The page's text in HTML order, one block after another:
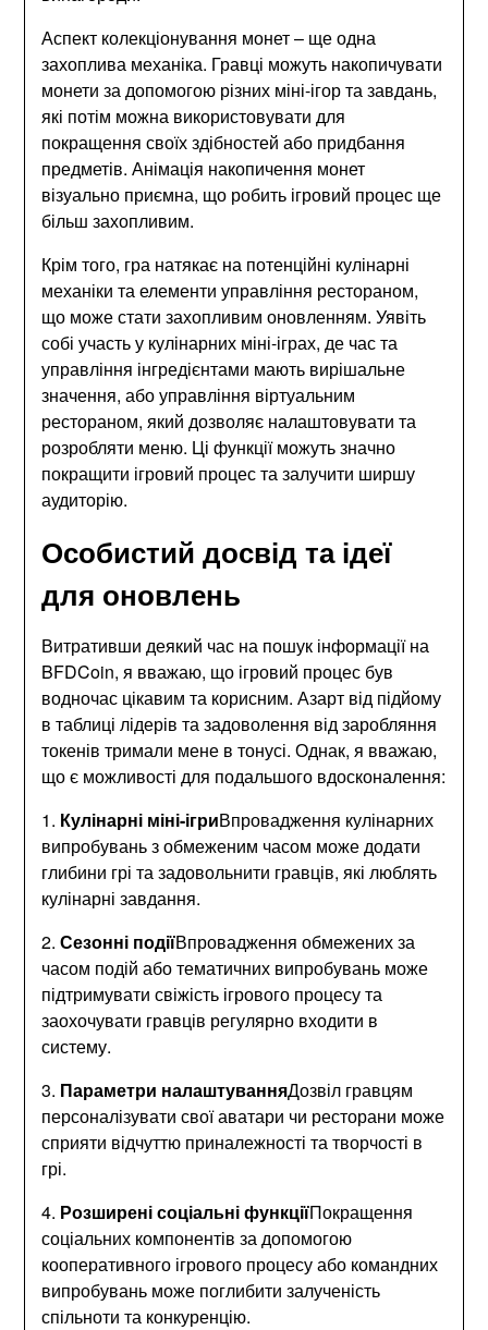
Аспект колекціонування монет – ще одна
захоплива механіка. Гравці можуть накопичувати
монети за допомогою різних міні-ігор та завдань,
які потім можна використовувати для
покращення своїх здібностей або придбання
предметів. Анімація накопичення монет
візуально приємна, що робить ігровий процес ще
більш захопливим.
Крім того, гра натякає на потенційні кулінарні
механіки та елементи управління рестораном,
що може стати захопливим оновленням. Уявіть
собі участь у кулінарних міні-іграх, де час та
управління інгредієнтами мають вирішальне
значення, або управління віртуальним
рестораном, який дозволяє налаштовувати та
розробляти меню. Ці функції можуть значно
покращити ігровий процес та залучити ширшу
аудиторію.
Особистий досвід та ідеї
для оновлень
Витративши деякий час на пошук інформації на
BFDCoin, я вважаю, що ігровий процес був
водночас цікавим та корисним. Азарт від підйому
в таблиці лідерів та задоволення від заробляння
токенів тримали мене в тонусі. Однак, я вважаю,
що є можливості для подальшого вдосконалення:
1. Кулінарні міні-ігриВпровадження кулінарних
випробувань з обмеженим часом може додати
глибини грі та задовольнити гравців, які люблять
кулінарні завдання.
2.Сезонні подіїВпровадження обмежених за
часом подій або тематичних випробувань може
підтримувати свіжість ігрового процесу та
заохочувати гравців регулярно входити в
систему.
3. Параметри налаштуванняДозвіл гравцям
персоналізувати свої аватари чи ресторани може
сприяти відчуттю приналежності та творчості в
грі.
4. Розширені соціальні функціїПокращення
соціальних компонентів за допомогою
кооперативного ігрового процесу або командних
випробувань може поглибити залученість
спільноти та конкуренцію.